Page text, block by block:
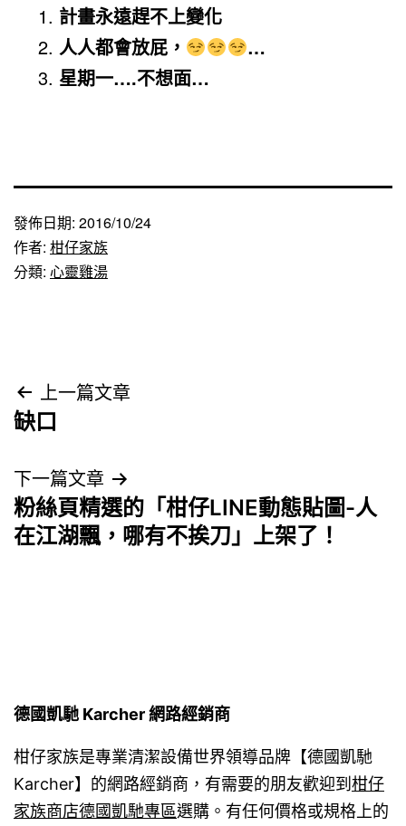
計畫永遠趕不上變化
人人都會放屁，
…
星期一….不想面…
發佈日期: 2016/10/24
作者: 柑仔家族
分類: 心靈雞湯
文
章
導
覽
上一篇文章
缺口
下一篇文章
粉絲頁精選的「柑仔LINE動態貼圖-人
在江湖飄，哪有不挨刀」上架了！
德國凱馳 Karcher 網路經銷商
柑仔家族是專業清潔設備世界領導品牌【德國凱馳
Karcher】的網路經銷商，有需要的朋友歡迎到 柑仔
家族商店德國凱馳專區選購。有任何價格或規格上的